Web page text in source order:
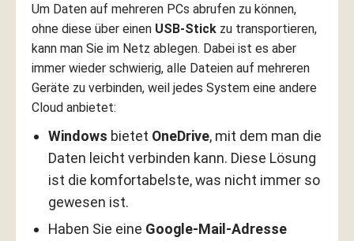
Um Daten auf mehreren PCs abrufen zu können,
ohne diese über einen USB-Stick zu transportieren,
kann man Sie im Netz ablegen. Dabei ist es aber
immer wieder schwierig, alle Dateien auf mehreren
Geräte zu verbinden, weil jedes System eine andere
Cloud anbietet:
Windows bietet OneDrive, mit dem man die
Daten leicht verbinden kann. Diese Lösung
ist die komfortabelste, was nicht immer so
gewesen ist.
Haben Sie eine Google-Mail-Adresse